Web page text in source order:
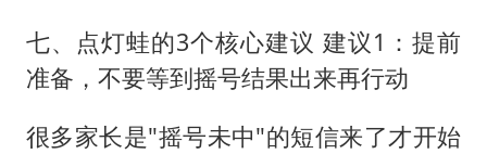
七、点灯蛙的3个核心建议 建议1：提前
准备，不要等到摇号结果出来再行动
很多家长是"摇号未中"的短信来了才开始